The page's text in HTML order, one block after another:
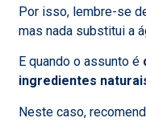
Por isso, lembre-se
mas nada substitui a
E quando o assunto é
ingredientes
Neste caso,